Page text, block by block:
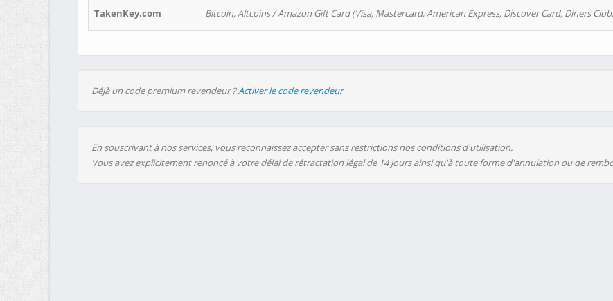
TakenKey.com Bitcoin, Altcoins / Amazon Gift Card (Visa, Mastercard, American Express, Discover Card, Diners Club,
Déjà un code premium revendeur ?Activer le code revendeur
En souscrivant à nos services, vous reconnaissez accepter sans restrictions nos conditions d'utilisation.
Vous avez explicitement renoncé à votre délai de rétractation légal de 14 jours ainsi qu'à toute forme d'annulation ou de